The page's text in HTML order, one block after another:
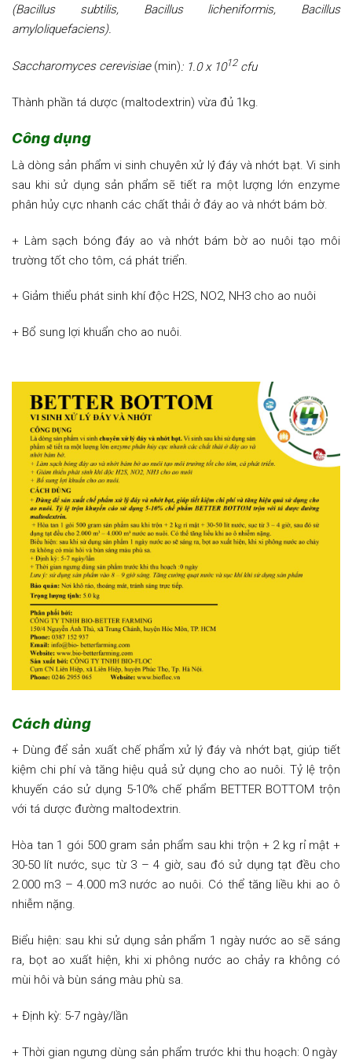
(Bacillus subtilis, Bacillus licheniformis, Bacillus
amyloliquefaciens).
Saccharomyces cerevisiae (min): 1.0 x 1012cfu
Thành phần tá dược (maltodextrin) vừa đủ 1kg.
Công dụng
Là dòng sản phẩm vi sinh chuyên xử lý đáy và nhớt bạt. Vi sinh
sau khi sử dụng sản phẩm sẽ tiết ra một lượng lớn enzyme
phân hủy cực nhanh các chất thải ở đáy ao và nhớt bám bờ.
+ Làm sạch bóng đáy ao và nhớt bám bờ ao nuôi tạo môi
trường tốt cho tôm, cá phát triển.
+ Giảm thiểu phát sinh khí độc H2S, NO2, NH3 cho ao nuôi
+ Bổ sung lợi khuẩn cho ao nuôi.
Cách dùng
+ Dùng để sản xuất chế phẩm xử lý đáy và nhớt bạt, giúp tiết
kiệm chi phí và tăng hiệu quả sử dụng cho ao nuôi. Tỷ lệ trộn
khuyến cáo sử dụng 5-10% chế phẩm BETTER BOTTOM trộn
với tá dược đường maltodextrin.
Hòa tan 1 gói 500 gram sản phẩm sau khi trộn + 2 kg rỉ mật +
30-50 lít nước, sục từ 3 – 4 giờ, sau đó sử dụng tạt đều cho
2.000 m3 – 4.000 m3 nước ao nuôi. Có thể tăng liều khi ao ô
nhiễm nặng.
Biểu hiện: sau khi sử dụng sản phẩm 1 ngày nước ao sẽ sáng
ra, bọt ao xuất hiện, khi xi phông nước ao chảy ra không có
mùi hôi và bùn sáng màu phù sa.
+ Định kỳ: 5-7 ngày/lần
+ Thời gian ngưng dùng sản phẩm trước khi thu hoạch: 0 ngày